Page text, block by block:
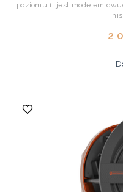
poziomu 1. jest modelem
2